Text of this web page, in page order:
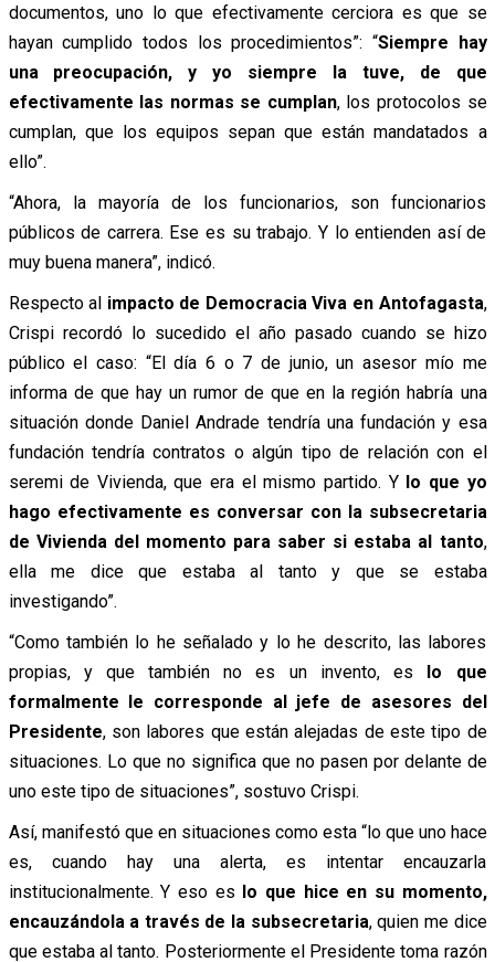
documentos, uno lo que efectivamente cerciora es que se
hayan cumplido todos los procedimientos”: “Siempre hay
una preocupación, y yo siempre la tuve, de que
efectivamente las normas se cumplan, los protocolos se
cumplan, que los equipos sepan que están mandatados a
ello”.
“Ahora, la mayoría de los funcionarios, son funcionarios
públicos de carrera. Ese es su trabajo. Y lo entienden así de
muy buena manera”, indicó.
Respecto al impacto de Democracia Viva en Antofagasta,
Crispi recordó lo sucedido el año pasado cuando se hizo
público el caso: “El día 6 o 7 de junio, un asesor mío me
informa de que hay un rumor de que en la región habría una
situación donde Daniel Andrade tendría una fundación y esa
fundación tendría contratos o algún tipo de relación con el
seremi de Vivienda, que era el mismo partido. Ylo que yo
hago efectivamente es conversar con la subsecretaria
de Vivienda del momento para saber si estaba al tanto,
ella me dice que estaba al tanto y que se estaba
investigando”.
“Como también lo he señalado y lo he descrito, las labores
propias, y que también no es un invento, es lo que
formalmente le corresponde al jefe de asesores del
Presidente, son labores que están alejadas de este tipo de
situaciones. Lo que no significa que no pasen por delante de
uno este tipo de situaciones”, sostuvo Crispi.
Así, manifestó que en situaciones como esta “lo que uno hace
es, cuando hay una alerta, es intentar encauzarla
institucionalmente. Y eso es lo que hice en su momento,
encauzándola a través de la subsecretaria, quien me dice
que estaba al tanto. Posteriormente el Presidente toma razón